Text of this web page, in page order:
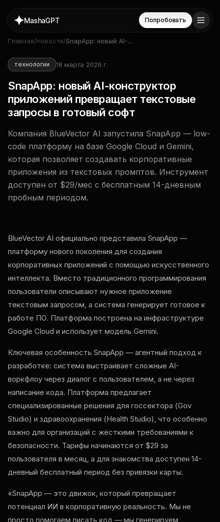
MashaGPT Попробовать
Главная/Новости/SnapApp: новый AI-
запросы в готовый софт
технологии 18 марта 2026 г.
SnapApp: новый AI-конструктор
приложений превращает текстовые
запросы в готовый софт
Компания BlueVector AI запустила SnapApp — low-
code платформу на базе Google Cloud и Gemini,
которая позволяет создавать корпоративные
приложения из текстовых промптов. Инструмент
доступен от $29/мес с бесплатным 14-дневным
пробным периодом.
BlueVector AI официально представила SnapApp —
платформу нового поколения для создания
корпоративных приложений с помощью искусственного
интеллекта. Вместо традиционного программирования
пользователи описывают нужное приложение
текстовым запросом, а система генерирует готовое к
работе ПО. Платформа построена на инфраструктуре
Google Cloud и использует модель Gemini.
Ключевая особенность SnapApp — агентный подход к
разработке: система выстраивает сложные AI-
воркфлоу через диалог с пользователем, а не через
написание кода. Платформа предлагает
специализированные решения для госсектора (Gov
Studio) и здравоохранения (Health Studio), что особенно
важно для организаций с жёсткими требованиями к
безопасности. Тарифы начинаются от $29 за
пользователя в месяц, а для знакомства доступен 14-
дневный бесплатный период без привязки карты.
«SnapApp — это движок, который превращает
потенциал ИИ в корпоративную реальность. Мы не
просто помогаем писать код — мы генерируем